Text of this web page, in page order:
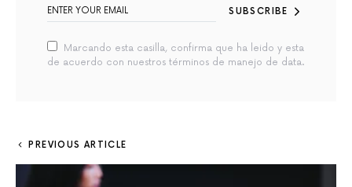
SUBSCRIBE
Marcando esta casilla, confirma que ha leido y esta
de acuerdo con nuestros términos de manejo de data.
PREVIOUS ARTICLE